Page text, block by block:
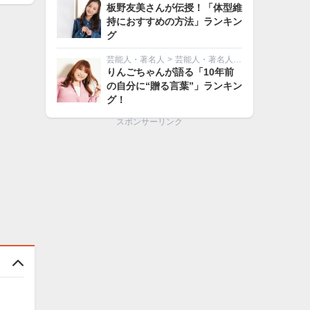
板野友美さんが伝授！「体型維
持におすすめの方法」ランキン
グ
芸能人・著名人 > 芸能人・著名人その他
りんごちゃんが語る「10年前
の自分に“贈る言葉”」ランキン
グ！
スポンサーリンク